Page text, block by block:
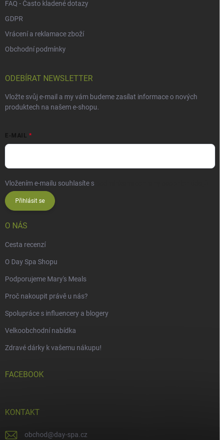
FAQ - Často kladené dotazy
GDPR
Vrácení a reklamace zboží
Obchodní podmínky
ODEBÍRAT NEWSLETTER
Vložte svůj e-mail a my vám budeme zasílat informace o nových
produktech na našem e-shopu.
E-MAIL
Vložením e-mailu souhlasíte s
Přihlásit se
O NÁS
Cesta recenzí
O Day Spa Shopu
Podporujeme Mary's Meals
Proč nakoupit právě u nás?
Spolupráce s influencery a blogery
Velkoobchodní nabídka
Zdravé dárky k vašemu nákupu!
FACEBOOK
KONTAKT
obchod@day-spa.cz